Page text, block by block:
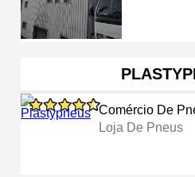
Comércio De
Loja De Pneus